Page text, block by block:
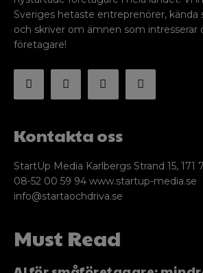
Sveriges hetaste entreprenörer, kända
och skriver om ämnen som intresserar
företagare!
Kontakta oss
StartUp Media Karlbergs Strand 15, 171
08-52 00 59 94 www.startup-media.se
info@startaochdriva.se
Must Read